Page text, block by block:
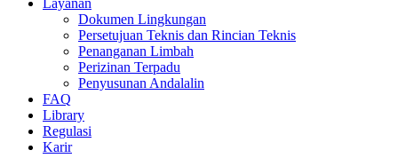
Layanan
Dokumen Lingkungan
Persetujuan Teknis dan Rincian Teknis
Penanganan Limbah
Perizinan Terpadu
Penyusunan Andalalin
FAQ
Library
Regulasi
Karir